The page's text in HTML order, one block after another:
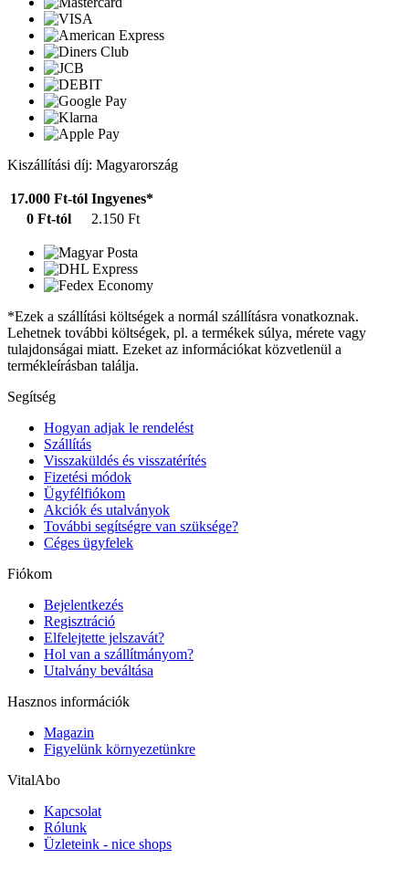
Kiszállítási díj: Magyarország
17.000 Ft-tól Ingyenes*
0 Ft-tól
2.150 Ft
*Ezek a szállítási költségek a normál szállításra vonatkoznak.
Lehetnek további költségek, pl. a termékek súlya, mérete vagy
tulajdonságai miatt. Ezeket az információkat közvetlenül a
termékleírásban találja.
Segítség
Hogyan adjak le rendelést
Szállítás
Visszaküldés és visszatérítés
Fizetési módok
Ügyfélfiókom
Akciók és utalványok
További segítségre van szüksége?
Céges ügyfelek
Fiókom
Bejelentkezés
Regisztráció
Elfelejtette jelszavát?
Hol van a szállítmányom?
Utalvány beváltása
Hasznos információk
Magazin
Figyelünk környezetünkre
VitalAbo
Kapcsolat
Rólunk
Üzleteink - nice shops